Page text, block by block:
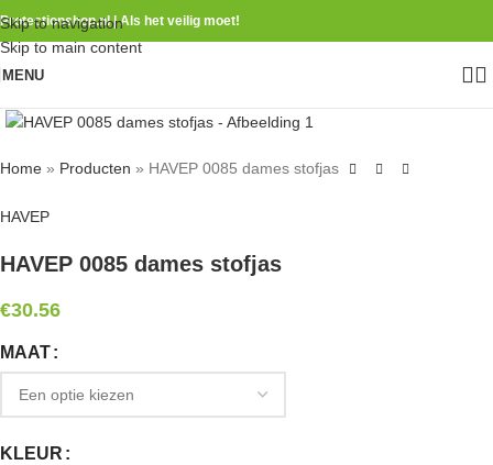
Skip to navigation
Skip to main content
Protectionshop.nl | Als het veilig moet!
MENU
Home » Producten » HAVEP 0085 dames stofjas
HAVEP
HAVEP 0085 dames stofjas
€30.56
MAAT
KLEUR